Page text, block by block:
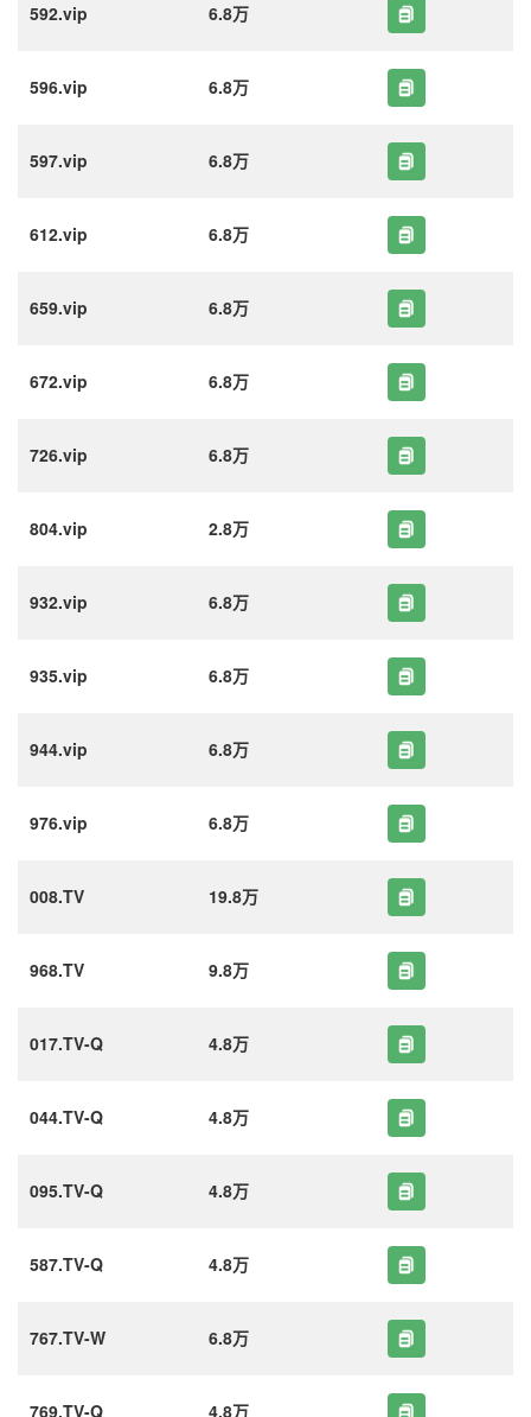
592.vip 6.8万
596.vip 6.8万
597.vip 6.8万
612.vip 6.8万
659.vip 6.8万
672.vip 6.8万
726.vip 6.8万
804.vip 2.8万
932.vip 6.8万
935.vip 6.8万
944.vip 6.8万
976.vip 6.8万
008.TV 19.8万
968.TV 9.8万
017.TV-Q 4.8万
044.TV-Q 4.8万
095.TV-Q 4.8万
587.TV-Q 4.8万
767.TV-W 6.8万
769.TV-Q 4.8万